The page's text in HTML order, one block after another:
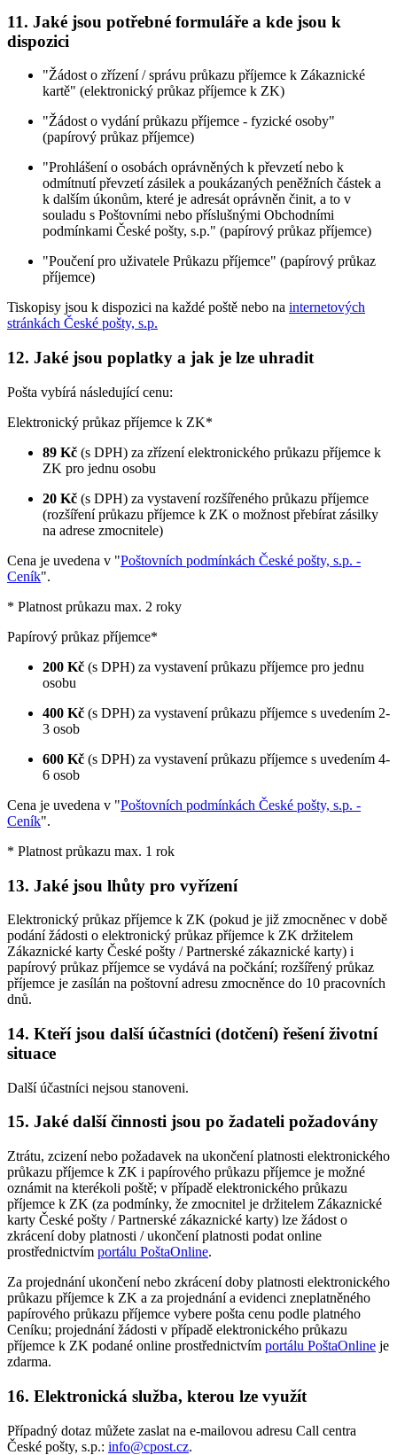
11. Jaké jsou potřebné formuláře a kde jsou k
dispozici
"Žádost o zřízení / správu průkazu příjemce k Zákaznické
kartě" (elektronický průkaz příjemce k ZK)
"Žádost o vydání průkazu příjemce - fyzické osoby"
(papírový průkaz příjemce)
"Prohlášení o osobách oprávněných k převzetí nebo k
odmítnutí převzetí zásilek a poukázaných peněžních částek a
k dalším úkonům, které je adresát oprávněn činit, a to v
souladu s Poštovními nebo příslušnými Obchodními
podmínkami České pošty, s.p." (papírový průkaz příjemce)
"Poučení pro uživatele Průkazu příjemce" (papírový průkaz
příjemce)
Tiskopisy jsou k dispozici na každé poště nebo na internetových
stránkách České pošty, s.p.
12. Jaké jsou poplatky a jak je lze uhradit
Pošta vybírá následující cenu:
Elektronický průkaz příjemce k ZK*
89 Kč (s DPH) za zřízení elektronického průkazu příjemce k
ZK pro jednu osobu
20 Kč (s DPH) za vystavení rozšířeného průkazu příjemce
(rozšíření průkazu příjemce k ZK o možnost přebírat zásilky
na adrese zmocnitele)
Cena je uvedena v "Poštovních podmínkách České pošty, s.p. -
Ceník".
* Platnost průkazu max. 2 roky
Papírový průkaz příjemce*
200 Kč (s DPH) za vystavení průkazu příjemce pro jednu
osobu
400 Kč (s DPH) za vystavení průkazu příjemce s uvedením 2-
3 osob
600 Kč (s DPH) za vystavení průkazu příjemce s uvedením 4-
6 osob
Cena je uvedena v "Poštovních podmínkách České pošty, s.p. -
Ceník".
* Platnost průkazu max. 1 rok
13. Jaké jsou lhůty pro vyřízení
Elektronický průkaz příjemce k ZK (pokud je již zmocněnec v době
podání žádosti o elektronický průkaz příjemce k ZK držitelem
Zákaznické karty České pošty / Partnerské zákaznické karty) i
papírový průkaz příjemce se vydává na počkání; rozšířený průkaz
příjemce je zasílán na poštovní adresu zmocněnce do 10 pracovních
dnů.
14. Kteří jsou další účastníci (dotčení) řešení životní
situace
Další účastníci nejsou stanoveni.
15. Jaké další činnosti jsou po žadateli požadovány
Ztrátu, zcizení nebo požadavek na ukončení platnosti elektronického
průkazu příjemce k ZK i papírového průkazu příjemce je možné
oznámit na kterékoli poště; v případě elektronického průkazu
příjemce k ZK (za podmínky, že zmocnitel je držitelem Zákaznické
karty České pošty / Partnerské zákaznické karty) lze žádost o
zkrácení doby platnosti / ukončení platnosti podat online
prostřednictvím portálu PoštaOnline.
Za projednání ukončení nebo zkrácení doby platnosti elektronického
průkazu příjemce k ZK a za projednání a evidenci zneplatněného
papírového průkazu příjemce vybere pošta cenu podle platného
Ceníku; projednání žádosti v případě elektronického průkazu
příjemce k ZK podané online prostřednictvím portálu PoštaOnline je
zdarma.
16. Elektronická služba, kterou lze využít
Případný dotaz můžete zaslat na e-mailovou adresu Call centra
České pošty, s.p.: info@cpost.cz.